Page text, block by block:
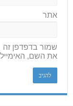
אתר
שמור בדפדפן זה
את השם,